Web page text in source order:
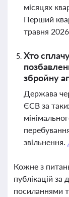
місяцях
Перший
травня
Хто
збройну
Держава
ЄСВ за
звільнення.
Кожне з
публікацій
посиланнями